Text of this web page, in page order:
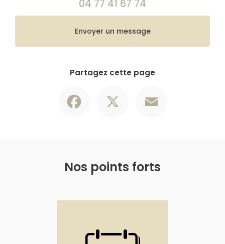
04 77 41 67 74
Envoyer un message
Partagez cette page
Nos points forts